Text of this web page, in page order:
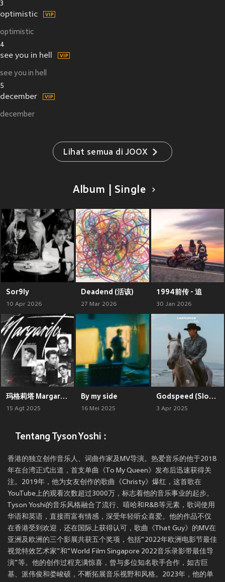
3
optimistic
optimistic
4
see you in hell
see you in hell
5
december
december
Lihat semua di JOOX
Album | Single
Sor9ly
10 Apr 2026
Deadend (活该)
27 Mar 2026
1994前传 - 追
30 Jan 2026
玛格莉塔 Margarita
15 Agt 2025
By my side
16 Mei 2025
Godspeed (Slow Dance Version)
3 Apr 2025
Tentang Tyson Yoshi :
香港的独立创作音乐人、词曲作家及MV导演。热爱音乐的他于2018
年在台湾正式出道，首支单曲《To My Queen》发布后迅速获得关
注。2019年，他为女友创作的歌曲《Christy》爆红，这首歌在
YouTube上的观看次数超过3000万，标志着他的音乐事业的起步。
Tyson Yoshi的音乐风格融合了流行、嘻哈和R&B等元素，歌词使用
华语和英语，直接而富有情感，深受年轻听众喜爱。他的作品不仅
在香港受到欢迎，还在国际上获得认可，歌曲《That Guy》的MV在
亚洲及欧洲的三个影展共获五个奖项，包括“2022年欧洲电影节最佳
视觉特效艺术家”和“World Film Singapore 2022音乐录影带最佳导
演”等。他的创作过程充满惊喜，曾与多位知名歌手合作，如古巨
基、派伟俊和娄峻硕，不断拓展音乐视野和风格。2023年，他的单